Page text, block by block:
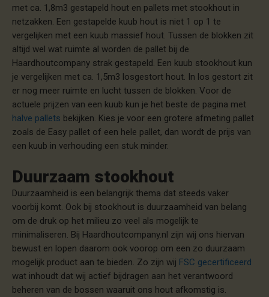
met ca. 1,8m3 gestapeld hout en pallets met stookhout in
netzakken. Een gestapelde kuub hout is niet 1 op 1 te
vergelijken met een kuub massief hout. Tussen de blokken zit
altijd wel wat ruimte al worden de pallet bij de
Haardhoutcompany strak gestapeld. Een kuub stookhout kun
je vergelijken met ca. 1,5m3 losgestort hout. In los gestort zit
er nog meer ruimte en lucht tussen de blokken. Voor de
actuele prijzen van een kuub kun je het beste de pagina met
halve pallets bekijken. Kies je voor een grotere afmeting pallet
zoals de Easy pallet of een hele pallet, dan wordt de prijs van
een kuub in verhouding een stuk minder.
Duurzaam stookhout
Duurzaamheid is een belangrijk thema dat steeds vaker
voorbij komt. Ook bij stookhout is duurzaamheid van belang
om de druk op het milieu zo veel als mogelijk te
minimaliseren. Bij Haardhoutcompany.nl zijn wij ons hiervan
bewust en lopen daarom ook voorop om een zo duurzaam
mogelijk product aan te bieden. Zo zijn wij FSC gecertificeerd
wat inhoudt dat wij actief bijdragen aan het verantwoord
beheren van de bossen waaruit ons hout afkomstig is.